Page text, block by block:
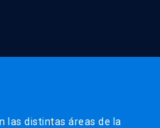
las distintas áreas de la